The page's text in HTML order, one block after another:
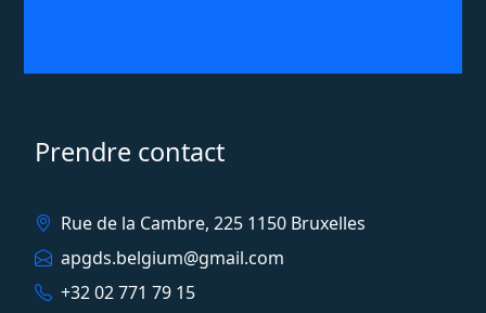
Prendre contact
Rue de la Cambre, 225 1150 Bruxelles
apgds.belgium@gmail.com
+32 02 771 79 15